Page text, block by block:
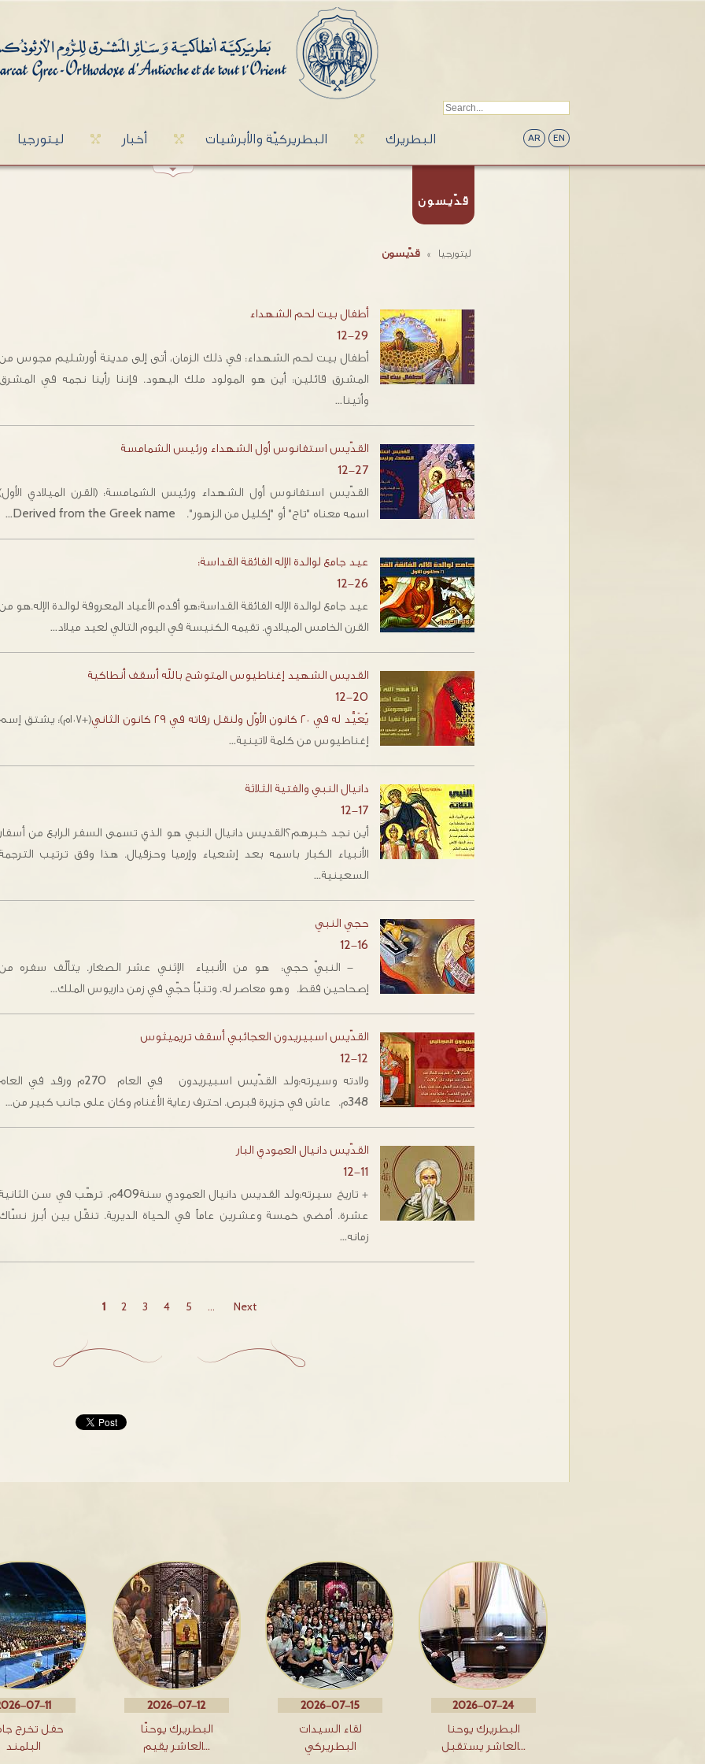
ليتورجيا أخبار البطريركيّة والأبرشيات البطريرك AR EN
قدّيسون
ليتورجيا » قدّيسون
أطفال بيت لحم الشهداء
12-29
أطفال بيت لحم الشهداء: في ذلك الزمان، أتى إلى مدينة أورشليم مجوس
المشرق قائلين: أين هو المولود ملك اليهود. فإننا رأينا نجمه في
وأتينا…
القدّيس استفانوس أول الشهداء ورئيس الشمامسة
12-27
القدّيس استفانوس أول الشهداء ورئيس الشمامسة: (القرن الميلادي
اسمه معناه "تاج" أو "إكليل من الزهور". Derived from the Greek name…
عيد جامع لوالدة الإله الفائقة القداسة:
12-26
عيد جامع لوالدة الإله الفائقة القداسة:هو أقدم الأعياد المعروفة لوالدة الإله.هو
القرن الخامس الميلادي. تقيمه الكنيسة في اليوم التالي لعيد ميلاد…
القديس الشهيد إغناطيوس المتوشح بالله أسقف أنطاكية
12-20
يُعَيَّد له في ٢٠ كانون الأوّل ولنقل رفاته في ٢٩ كانون الثاني
(+١٠٧م): يشتق
إغناطيوس من كلمة لاتينية…
دانيال النبي والفتية الثلاثة
12-17
أين نجد خبرهم؟القديس دانيال النبي هو الذي تسمى السفر الرابع من
الأنبياء الكبار باسمه بعد إشعياء وإرميا وحزقيال. هذا وفق ترتيب
السعينية…
حجي النبي
12-16
- النبيّ حجي: هو من الأنبياء الإثني عشر الصغار. يتألّف سفره
إصحاحين فقط. وهو معاصر له. وتنبّأ حجّي في زمن داريوس الملك…
القدّيس اسبيريدون العجائبي أسقف تريميثوس
12-12
ولادته وسيرته:ولد القدّيس اسبيريدون في العام 270م ورقد في
348م. عاش في جزيرة قبرص. احترف رعاية الأغنام وكان على جانب كبير من…
القدّيس دانيال العمودي البار
12-11
+ تاريخ سيرته:‏ولد القديس دانيال العمودي سنة409م. ترهّب في سن
عشرة. أمضى خمسة وعشرين عاماً في الحياة الديرية. تنقّل بين أبرز
زمانه…
1 2 3 4 5 ... Next
07-11
حفل تخرج
البلمند
2026-07-12
البطريرك يوحنّا
العاشر يقيم…
2026-07-15
لقاء السيدات
البطريركي
2026-07-24
البطريرك يوحنا
العاشر يستقبل…